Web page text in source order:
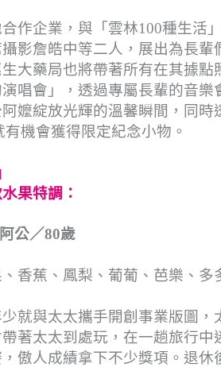
作企業，與「雲林100種生活
影詹皓中等二人，展出為長
大藥局也將帶著所有在其據
唱會」，透過專屬長輩的音
嬤綻放光輝的溫馨瞬間，同
機會獲得限定紀念小物。
果特調：
公／80歲
香蕉、鳳梨、葡葡、芭樂、多
就與太太攜手開創事業版圖
著太太到處玩，在一趟旅行
傲人成績拿下不少獎項。退